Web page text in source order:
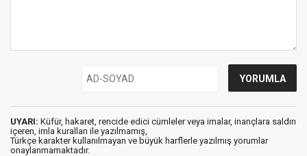
UYARI: Küfür, hakaret, rencide edici cümleler veya imalar, inançlara saldırı
içeren, imla kuralları ile yazılmamış,
Türkçe karakter kullanılmayan ve büyük harflerle yazılmış yorumlar
onaylanmamaktadır.